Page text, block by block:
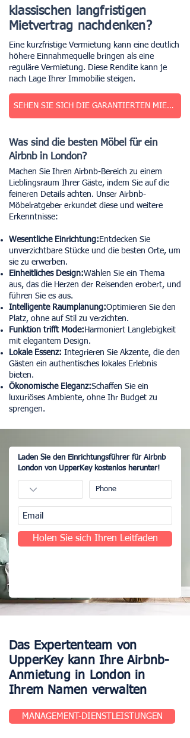
klassischen langfristigen
Mietvertrag nachdenken?
Eine kurzfristige Vermietung kann eine deutlich
höhere Einnahmequelle bringen als eine
reguläre Vermietung. Diese Rendite kann je
nach Lage Ihrer Immobilie steigen.
SEHEN SIE SICH DIE GARANTIERTEN MIETPREISE IN LONDON AN
Was sind die besten Möbel für ein
Airbnb in London?
Machen Sie Ihren Airbnb-Bereich zu einem
Lieblingsraum Ihrer Gäste, indem Sie auf die
feineren Details achten. Unser Airbnb-
Möbelratgeber erkundet diese und weitere
Erkenntnisse:
Wesentliche Einrichtung: Entdecken Sie
unverzichtbare Stücke und die besten Orte, um
sie zu erwerben.
Einheitliches Design:Wählen Sie ein Thema
aus, das die Herzen der Reisenden erobert, und
führen Sie es aus.
Intelligente Raumplanung:Optimieren Sie den
Platz, ohne auf Stil zu verzichten.
Funktion trifft Mode: Harmoniert Langlebigkeit
mit elegantem Design.
Lokale Essenz: Integrieren Sie Akzente, die den
Gästen ein authentisches lokales Erlebnis
bieten.
Ökonomische Eleganz:Schaffen Sie ein
luxuriöses Ambiente, ohne Ihr Budget zu
sprengen.
Laden Sie den Einrichtungsführer für Airbnb
London von UpperKey kostenlos herunter!
Holen Sie sich Ihren Leitfaden
Das Expertenteam von
UpperKey kann Ihre Airbnb-
Anmietung in London in
Ihrem Namen verwalten
MANAGEMENT-DIENSTLEISTUNGEN